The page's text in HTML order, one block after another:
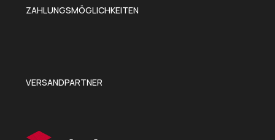
ZAHLUNGSMÖGLICHKEITEN
VERSANDPARTNER